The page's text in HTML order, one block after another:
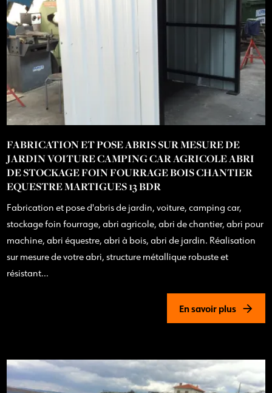
FABRICATION ET POSE ABRIS SUR MESURE DE
JARDIN VOITURE CAMPING CAR AGRICOLE ABRI
DE STOCKAGE FOIN FOURRAGE BOIS CHANTIER
EQUESTRE MARTIGUES 13 BDR
Fabrication et pose d'abris de jardin, voiture, camping car,
stockage foin fourrage, abri agricole, abri de chantier, abri pour
machine, abri équestre, abri à bois, abri de jardin. Réalisation
sur mesure de votre abri, structure métallique robuste et
résistant...
En savoir plus